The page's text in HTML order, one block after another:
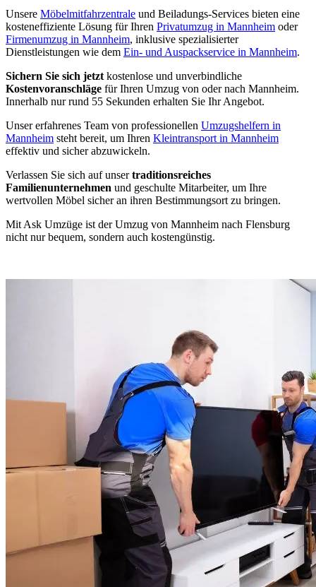
Unsere Möbelmitfahrzentrale und Beiladungs-Services bieten eine
kosteneffiziente Lösung für Ihren Privatumzug in Mannheim oder
Firmenumzug in Mannheim, inklusive spezialisierter
Dienstleistungen wie dem Ein- und Auspackservice in Mannheim.
Sichern Sie sich jetzt kostenlose und unverbindliche
Kostenvoranschläge für Ihren Umzug von oder nach Mannheim.
Innerhalb nur rund 55 Sekunden erhalten Sie Ihr Angebot.
Unser erfahrenes Team von professionellen Umzugshelfern in
Mannheim steht bereit, um Ihren Kleintransport in Mannheim
effektiv und sicher abzuwickeln.
Verlassen Sie sich auf unsertraditionsreiches
Familienunternehmen und geschulte Mitarbeiter, um Ihre
wertvollen Möbel sicher an ihren Bestimmungsort zu bringen.
Mit Ask Umzüge ist der Umzug von Mannheim nach Flensburg
nicht nur bequem, sondern auch kostengünstig.